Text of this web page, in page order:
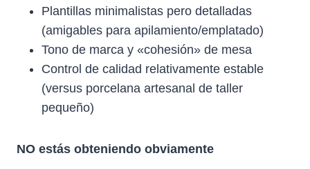
Plantillas minimalistas pero detalladas
(amigables para apilamiento/emplatado)
Tono de marca y «cohesión» de mesa
Control de calidad relativamente estable
(versus porcelana artesanal de taller
pequeño)
NO estás obteniendo obviamente